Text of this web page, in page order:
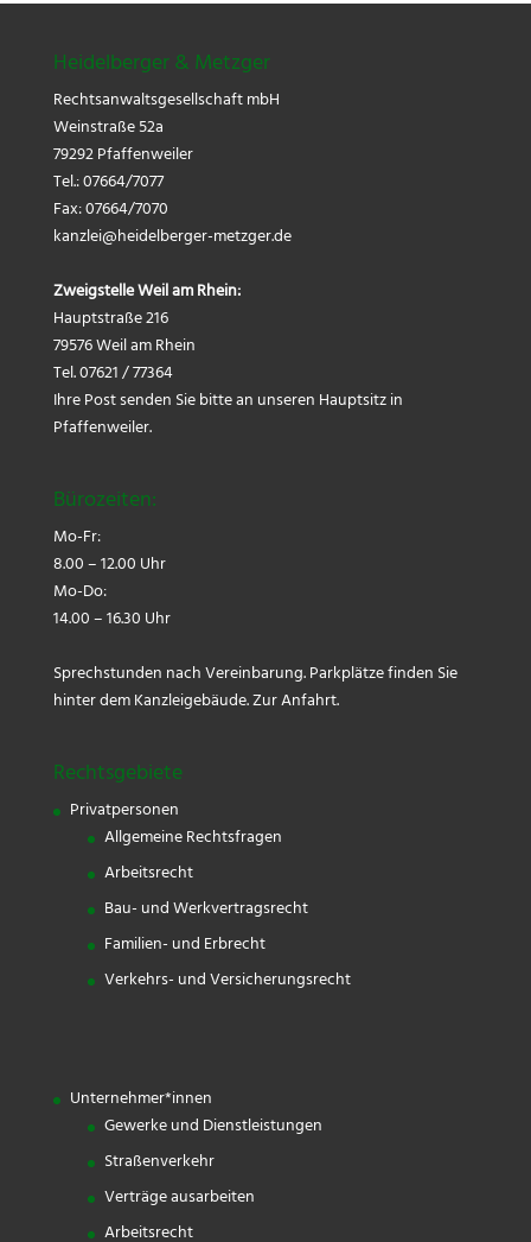
Heidelberger & Metzger
Rechtsanwaltsgesellschaft mbH
Weinstraße 52a
79292 Pfaffenweiler
Tel.: 07664/7077
Fax: 07664/7070
kanzlei@heidelberger-metzger.de
Zweigstelle Weil am Rhein:
Hauptstraße 216
79576 Weil am Rhein
Tel. 07621 / 77364
Ihre Post senden Sie bitte an unseren Hauptsitz in
Pfaffenweiler.
Bürozeiten:
Mo-Fr:
8.00 – 12.00 Uhr
Mo-Do:
14.00 – 16.30 Uhr
Sprechstunden nach Vereinbarung. Parkplätze finden Sie
hinter dem Kanzleigebäude.Zur Anfahrt.
Rechtsgebiete
Privatpersonen
Allgemeine Rechtsfragen
Arbeitsrecht
Bau- und Werkvertragsrecht
Familien- und Erbrecht
Verkehrs- und Versicherungsrecht
Unternehmer*innen
Gewerke und Dienstleistungen
Straßenverkehr
Verträge ausarbeiten
Arbeitsrecht